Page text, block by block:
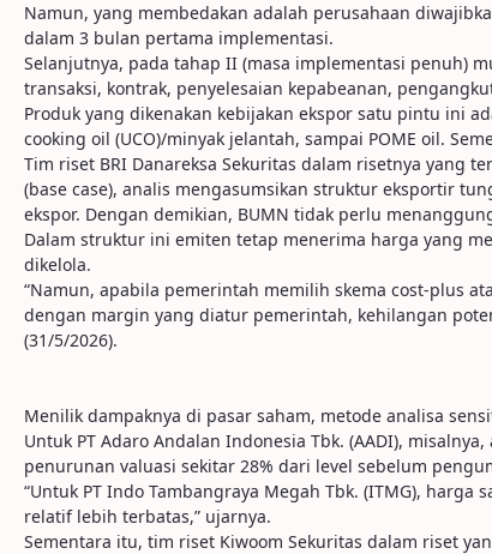
Namun, yang membedakan adalah perusahaan
dalam 3 bulan pertama implementasi.
Selanjutnya, pada tahap II (masa implementasi penuh)
transaksi, kontrak, penyelesaian kepabeanan,
Produk yang dikenakan kebijakan ekspor satu pintu ini
cooking oil (UCO)/minyak jelantah, sampai POME oil.
Tim riset BRI Danareksa Sekuritas dalam risetnya yang
(base case), analis mengasumsikan struktur eksportir
ekspor. Dengan demikian, BUMN tidak perlu
Dalam struktur ini emiten tetap menerima harga yang
dikelola.
“Namun, apabila pemerintah memilih skema cost-plus
dengan margin yang diatur pemerintah, kehilangan
(31/5/2026).
Menilik dampaknya di pasar saham, metode analisa
Untuk PT Adaro Andalan Indonesia Tbk. (AADI),
penurunan valuasi sekitar 28% dari level sebelum
“Untuk PT Indo Tambangraya Megah Tbk. (ITMG),
relatif lebih terbatas,” ujarnya.
Sementara itu, tim riset Kiwoom Sekuritas dalam riset